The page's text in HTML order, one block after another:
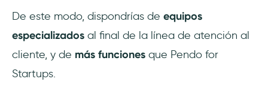
De este modo, dispondrías de equipos
especializados al final de la línea de atención al
cliente, y de más funciones que Pendo for
Startups.